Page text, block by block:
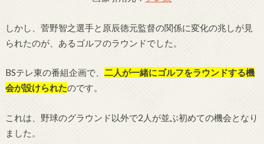
しかし、菅野智之選手と原辰徳元監督の関係に変化の兆しが見
られたのが、あるゴルフのラウンドでした。
BSテレ東の番組企画で、 二人が一緒にゴルフをラウンドする機
会が設けられたのです。
これは、野球のグラウンド以外で2人が並ぶ初めての機会となり
ました。